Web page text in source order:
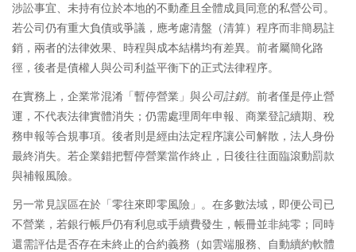
涉訟事宜、未持有位於本地的不動產且全體成員同意的私營公司。
若公司仍有重大負債或爭議，應考慮清盤（清算）程序而非簡易註
銷，兩者的法律效果、時程與成本結構均有差異。前者屬簡化路
徑，後者是債權人與公司利益平衡下的正式法律程序。
在實務上，企業常混淆「暫停營業」與公司註銷。前者僅是停止營
運，不代表法律實體消失；仍需處理周年申報、商業登記續期、稅
務申報等合規事項。後者則是經由法定程序讓公司解散，法人身份
最終消失。若企業錯把暫停營業當作終止，日後往往面臨滾動罰款
與補報風險。
另一常見誤區在於「零往來即零風險」。在多數法域，即便公司已
不營業，若銀行帳戶仍有利息或手續費發生，帳冊並非純零；同時
還需評估是否存在未終止的合約義務（如雲端服務、自動續約軟體